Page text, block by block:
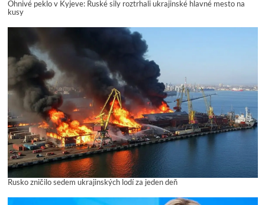
Ohnivé peklo v Kyjeve: Ruské sily roztrhali ukrajinské hlavné mesto na
kusy
Rusko zničilo sedem ukrajinských lodí za jeden deň